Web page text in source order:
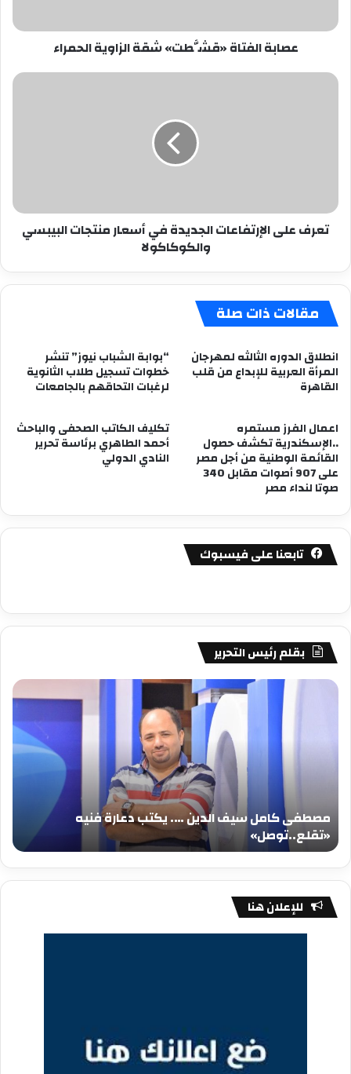
عصابة الفتاة «قشَّطت» شقة الزاوية الحمراء
تعرف
والكوكاكولا
تعرف على الإرتفاعات الجديدة في أسعار منتجات البيبسي
والكوكاكولا
مقالات ذات صلة
انطلاق الدوره الثالثه لمهرجان
المرأة العربية للإبداع من قلب
القاهرة
“بوابة الشباب نيوز” تنشر
خطوات تسجيل طلاب الثانوية
لرغبات التحاقهم بالجامعات
اعمال الفرز مستمره
..الإسكندرية تكشف حصول
القائمة الوطنية من أجل مصر
على 907 أصوات مقابل 340
صوتا لنداء مصر
تكليف الكاتب الصحفى والباحث
أحمد الطاهري برئاسة تحرير
النادي الدولي
تابعنا على فيسبوك
بقلم رئيس التحرير
مصطفى
«تقلع..توصل»
مصطفى كامل سيف الدين …. يكتب دعارة فنيه
«تقلع..توصل»
….
للإعلان هنا